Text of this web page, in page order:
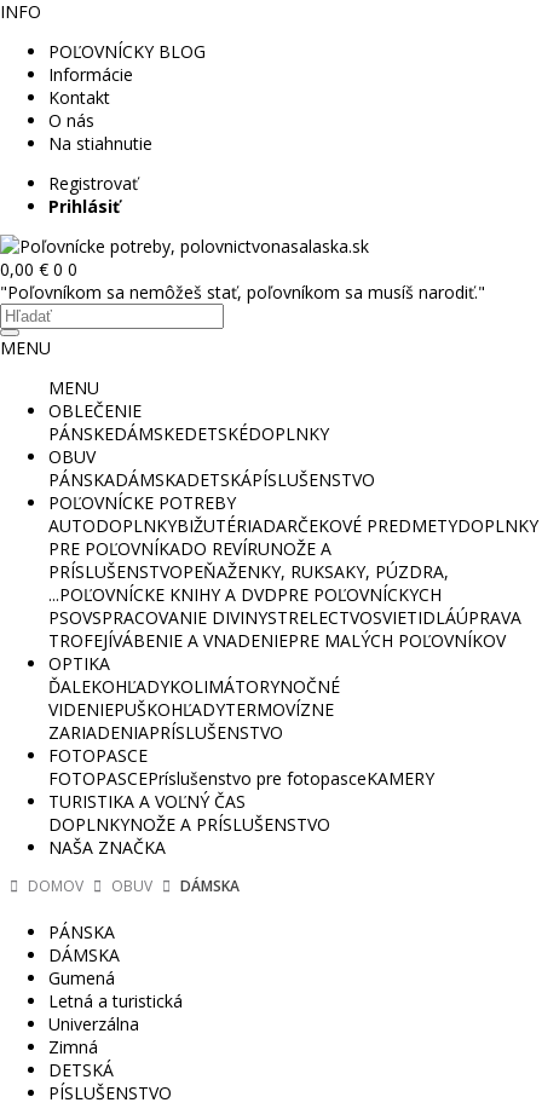
INFO
POĽOVNÍCKY BLOG
Informácie
Kontakt
O nás
Na stiahnutie
Registrovať
Prihlásiť
0,00 € 0 0
"Poľovníkom sa nemôžeš stať, poľovníkom sa musíš narodiť."
MENU
MENU
OBLEČENIE
PÁNSKEDÁMSKEDETSKÉDOPLNKY
OBUV
PÁNSKADÁMSKADETSKÁPÍSLUŠENSTVO
POĽOVNÍCKE POTREBY
AUTODOPLNKYBIŽUTÉRIADARČEKOVÉ PREDMETYDOPLNKY
PRE POĽOVNÍKADO REVÍRUNOŽE A
PRÍSLUŠENSTVOPEŇAŽENKY, RUKSAKY, PÚZDRA,
...POĽOVNÍCKE KNIHY A DVDPRE POĽOVNÍCKYCH
PSOVSPRACOVANIE DIVINYSTRELECTVOSVIETIDLÁÚPRAVA
TROFEJÍVÁBENIE A VNADENIEPRE MALÝCH POĽOVNÍKOV
OPTIKA
ĎALEKOHĽADYKOLIMÁTORYNOČNÉ
VIDENIEPUŠKOHĽADYTERMOVÍZNE
ZARIADENIAPRÍSLUŠENSTVO
FOTOPASCE
FOTOPASCEPríslušenstvo pre fotopasceKAMERY
TURISTIKA A VOĽNÝ ČAS
DOPLNKYNOŽE A PRÍSLUŠENSTVO
NAŠA ZNAČKA
DOMOV OBUV DÁMSKA
PÁNSKA
DÁMSKA
Gumená
Letná a turistická
Univerzálna
Zimná
DETSKÁ
PÍSLUŠENSTVO